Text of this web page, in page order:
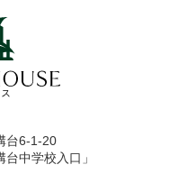
台6-1-20
中学校入口」